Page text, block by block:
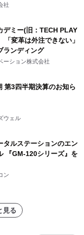
社
デミー(旧：TECH PLAY
変革は外注できない」
ランディング
ーション株式会社
第3四半期決算のお知ら
ウェル
タルステーションのエン
『GM-120シリーズ』を
ン
見る